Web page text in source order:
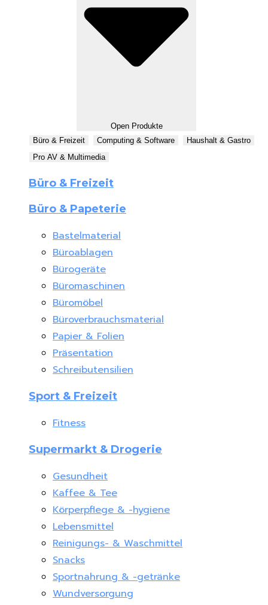
Open Produkte
Büro & Freizeit
Computing & Software
Haushalt & Gastro
Pro AV & Multimedia
Büro & Freizeit
Büro & Papeterie
Bastelmaterial
Büroablagen
Bürogeräte
Büromaschinen
Büromöbel
Büroverbrauchsmaterial
Papier & Folien
Präsentation
Schreibutensilien
Sport & Freizeit
Fitness
Supermarkt & Drogerie
Gesundheit
Kaffee & Tee
Körperpflege & -hygiene
Lebensmittel
Reinigungs- & Waschmittel
Snacks
Sportnahrung & -getränke
Wundversorgung